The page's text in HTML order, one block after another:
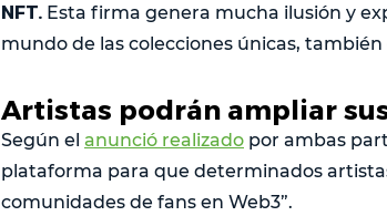
NFT. Esta firma genera mucha ilusión y
mundo de las colecciones únicas,
Artistas podrán ampliar
Según el anunció realizado por ambas
plataforma para que determinados
comunidades de fans en Web3”.